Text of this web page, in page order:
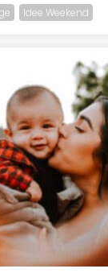
Idee Weekend